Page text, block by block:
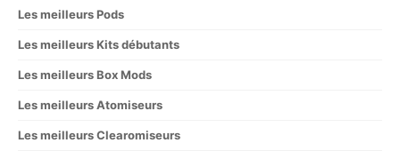
Les meilleurs Pods
Les meilleurs Kits débutants
Les meilleurs Box Mods
Les meilleurs Atomiseurs
Les meilleurs Clearomiseurs